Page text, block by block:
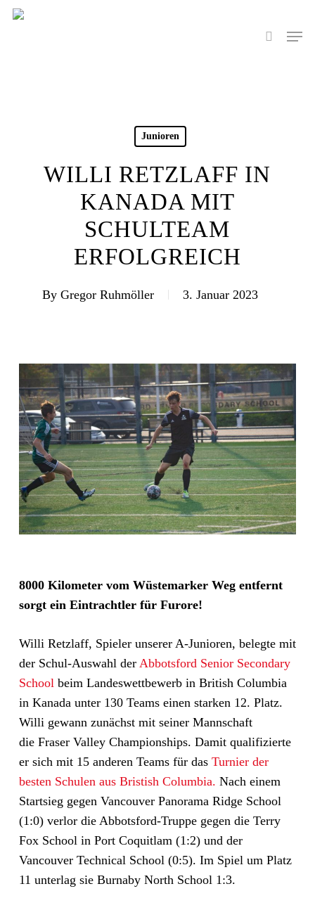
Skip
search
Menu
Junioren
WILLI RETZLAFF IN
KANADA MIT
SCHULTEAM
ERFOLGREICH
By Gregor Ruhmöller 3. Januar 2023
8000 Kilometer vom Wüstemarker Weg entfernt
sorgt ein Eintrachtler für Furore!
Willi Retzlaff, Spieler unserer A-Junioren, belegte mit
der Schul-Auswahl der Abbotsford Senior Secondary
School beim Landeswettbewerb in British Columbia
in Kanada unter 130 Teams einen starken 12. Platz.
Willi gewann zunächst mit seiner Mannschaft
die Fraser Valley Championships. Damit qualifizierte
er sich mit 15 anderen Teams für das Turnier der
besten Schulen aus Bristish Columbia. Nach einem
Startsieg gegen Vancouver Panorama Ridge School
(1:0) verlor die Abbotsford-Truppe gegen die Terry
Fox School in Port Coquitlam (1:2) und der
Vancouver Technical School (0:5). Im Spiel um Platz
11 unterlag sie Burnaby North School 1:3.